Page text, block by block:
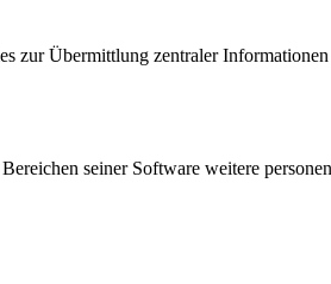
zur Übermittlung zentraler
seiner Software weitere